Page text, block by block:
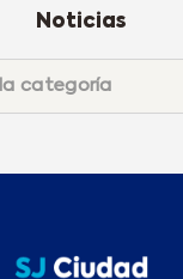
Noticias